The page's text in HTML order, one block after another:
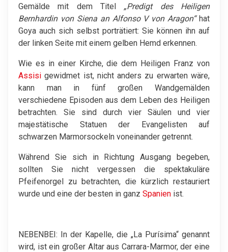
Gemälde mit dem Titel „Predigt des Heiligen
Bernhardin von Siena an Alfonso V von Aragon“hat
Goya auch sich selbst porträtiert: Sie können ihn auf
der linken Seite mit einem gelben Hemd erkennen.
Wie es in einer Kirche, die dem Heiligen Franz von
Assisi gewidmet ist, nicht anders zu erwarten wäre,
kann man in fünf großen Wandgemälden
verschiedene Episoden aus dem Leben des Heiligen
betrachten. Sie sind durch vier Säulen und vier
majestätische Statuen der Evangelisten auf
schwarzen Marmorsockeln voneinander getrennt.
Während Sie sich in Richtung Ausgang begeben,
sollten Sie nicht vergessen die spektakuläre
Pfeifenorgel zu betrachten, die kürzlich restauriert
wurde und eine der besten in ganz Spanien ist.
NEBENBEI: In der Kapelle, die „La Purísima“ genannt
wird, ist ein großer Altar aus Carrara-Marmor, der eine